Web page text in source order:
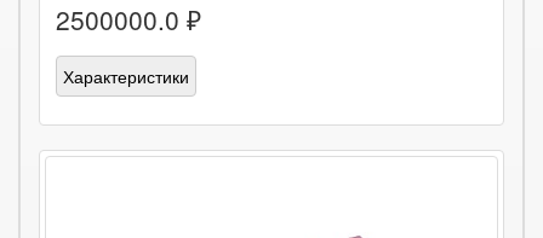
2500000.0 ₽
Характеристики